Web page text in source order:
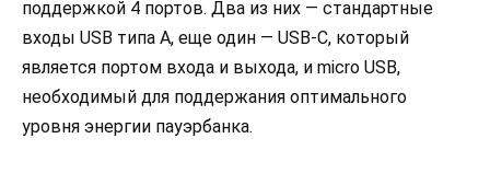
поддержкой 4 портов. Два из них — стандартные
входы USB типа A, еще один — USB-C, который
является портом входа и выхода, и micro USB,
необходимый для поддержания оптимального
уровня энергии пауэрбанка.